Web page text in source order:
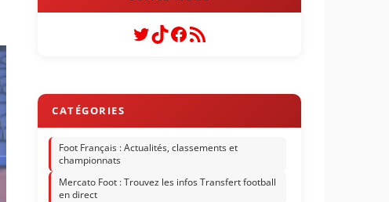
Twitter
TikTok
Facebook
Flux RSS
Foot Français : Actualités, classements et
championnats
Mercato Foot : Trouvez les infos Transfert football
en direct